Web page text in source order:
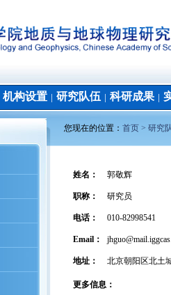
机构设置 研究队伍 科研成果│
您现在的位置： 首页 > 研究
姓名 ： 郭敬辉
职称 ： 研究员
电话： 010-82998541
Email：
地址 ： 北京朝阳区北土
更多信息：